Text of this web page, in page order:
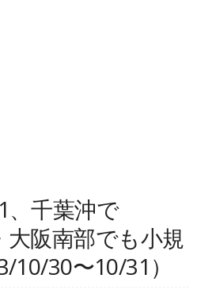
、千葉沖で
大阪南部でも小規
10/30〜10/31）